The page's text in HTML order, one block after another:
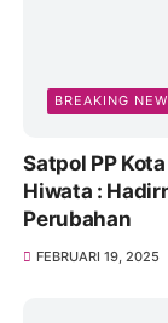
BREAKING
Satpol PP
Hiwata :
Perubahan
FEBRUARI 19, 2025